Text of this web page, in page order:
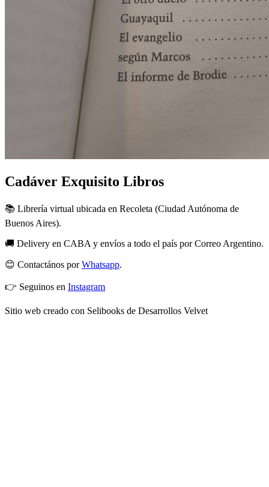
Cadáver Exquisito Libros
📚 Librería virtual ubicada en Recoleta (Ciudad Autónoma de
Buenos Aires).
🚚 Delivery en CABA y envíos a todo el país por Correo Argentino.
😊 Contactános porWhatsapp.
👉 Seguinos en Instagram
Sitio web creado con Selibooks de Desarrollos Velvet